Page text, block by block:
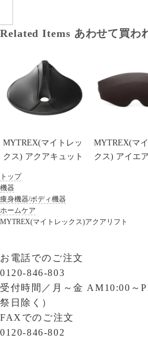
トップ
機器
痩身機器/ボディ機器
ホームケア
MYTREX(マイトレックス)アクアリフト
Related Items あわせて買わ
MYTREX(マイトレッ
クス) アクアキュット
MYTREX(マ
クス) アイエ
お電話でのご注文
0120-846-803
受付時間／ 月～金 AM10:00～
祭日除く）
FAXでのご注文
0120-846-802